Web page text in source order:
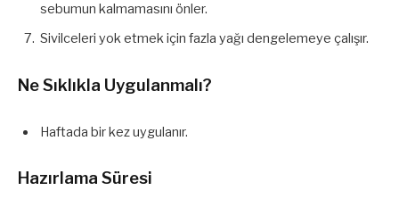
sebumun kalmamasını önler.
Sivilceleri yok etmek için fazla yağı dengelemeye çalışır.
Ne Sıklıkla Uygulanmalı?
Haftada bir kez uygulanır.
Hazırlama Süresi